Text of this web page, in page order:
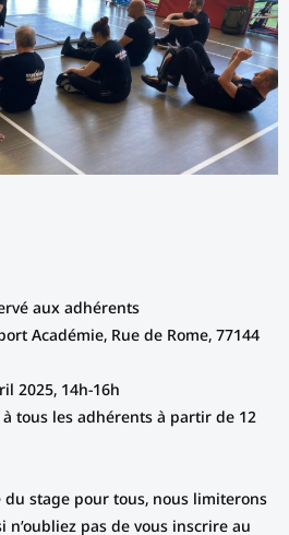
aux adhérents
Académie, Rue de Rome, 77144
2025, 14h-16h
tous les adhérents à partir de 12
stage pour tous, nous limiterons
n’oubliez pas de vous inscrire au